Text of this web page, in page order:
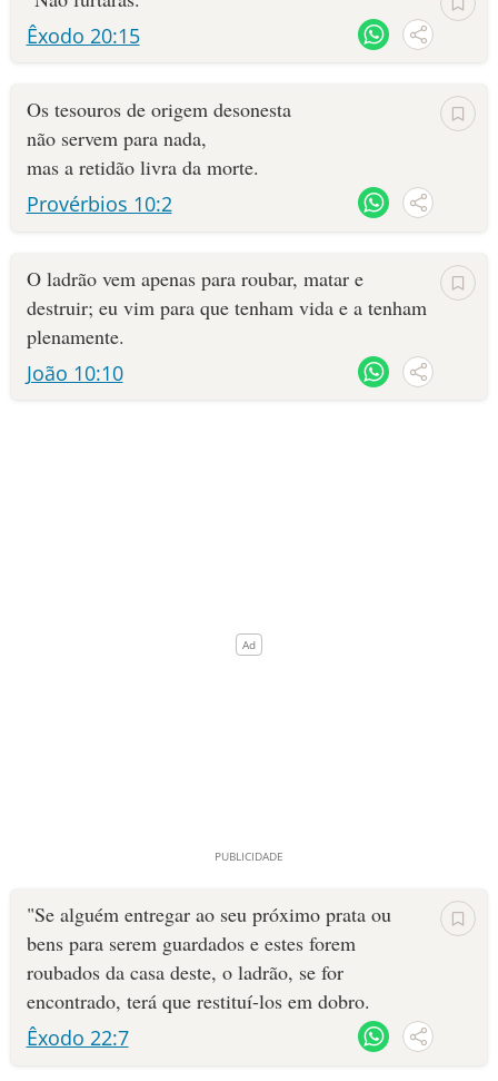
Êxodo 20:15
Os tesouros de origem desonesta
não servem para nada,
mas a retidão livra da morte.
Provérbios 10:2
O ladrão vem apenas para roubar, matar e
destruir; eu vim para que tenham vida e a tenham
plenamente.
João 10:10
"Se alguém entregar ao seu próximo prata ou
bens para serem guardados e estes fo­rem
roubados da casa deste, o ladrão, se for
encontrado, terá que restituí-los em dobro.
Êxodo 22:7